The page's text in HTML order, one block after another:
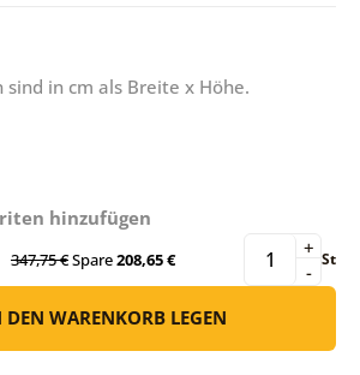
in cm als Breite x Höhe.
hinzufügen
347,75 €Spare208,65 € -
+ St
DEN WARENKORB LEGEN